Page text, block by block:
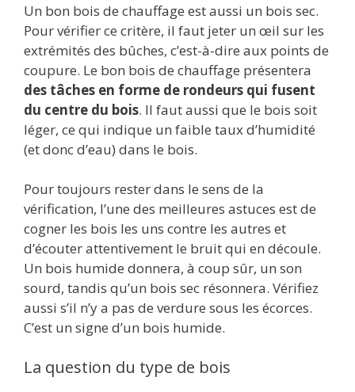
Un bon bois de chauffage est aussi un bois sec.
Pour vérifier ce critère, il faut jeter un œil sur les
extrémités des bûches, c’est-à-dire aux points de
coupure. Le bon bois de chauffage présentera
des tâches en forme de rondeurs qui fusent
du centre du bois. Il faut aussi que le bois soit
léger, ce qui indique un faible taux d’humidité
(et donc d’eau) dans le bois.
Pour toujours rester dans le sens de la
vérification, l’une des meilleures astuces est de
cogner les bois les uns contre les autres et
d’écouter attentivement le bruit qui en découle.
Un bois humide donnera, à coup sûr, un son
sourd, tandis qu’un bois sec résonnera. Vérifiez
aussi s’il n’y a pas de verdure sous les écorces.
C’est un signe d’un bois humide.
La question du type de bois